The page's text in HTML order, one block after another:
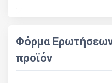
Φόρμα Ερωτήσεων
προϊόν